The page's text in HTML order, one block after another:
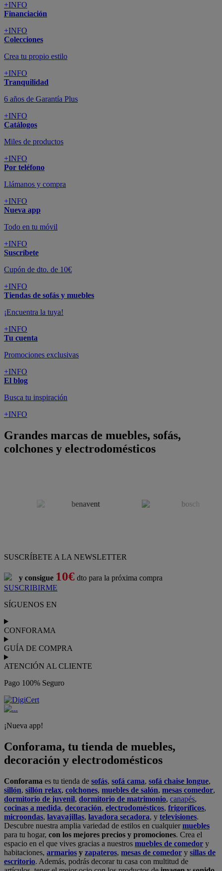
+INFO
Financiación
+INFO
Colecciones
Crea tu propio estilo
+INFO
Tranquilidad
6 años de Garantía Plus
+INFO
Catálogos
Miles de productos
+INFO
Por teléfono
Llámanos y compra
+INFO
Nueva app
Todo en tu móvil
+INFO
Suscríbete
Cupón de dto. de 10€
+INFO
Tiendas de sofás y muebles
¡Encuentra la tuya!
+INFO
Tu cuenta
Promociones exclusivas
+INFO
El blog
Busca tu inspiración
+INFO
Grandes marcas de muebles, sofás,
colchones y electrodomésticos
SUSCRÍBETE A LA NEWSLETTER
y consigue 10€ dto para la próxima compra
SUSCRIBIRME
SÍGUENOS EN
CONFORAMA
GUÍA DE COMPRA
ATENCIÓN AL CLIENTE
Pago 100% Seguro
¡Nueva app!
Conforama, tu tienda de muebles,
decoración y electrodomésticos
Conforama es tu tienda de sofás, sofá cama, sofá chaise longue,
sillón, sillón relax, colchones, muebles de salón, mesas comedor,
dormitorio de juvenil, dormitorio de matrimonio, canapés,
cocinas a medida, decoración, electrodomésticos, frigoríficos,
microondas, lavavajillas, lavadora secadora, y televisiones.
Descubre nuestra amplia variedad de estilos en cualquiermuebles
para tu hogar, con los mejores precios y promociones. Crea el
espacio en el que vives gracias a nuestros muebles de comedor y
habitaciones, armarios y zapateros, mesas de comedor y sillas de
escritorio. Además, podrás decorar tu casa con multitud de